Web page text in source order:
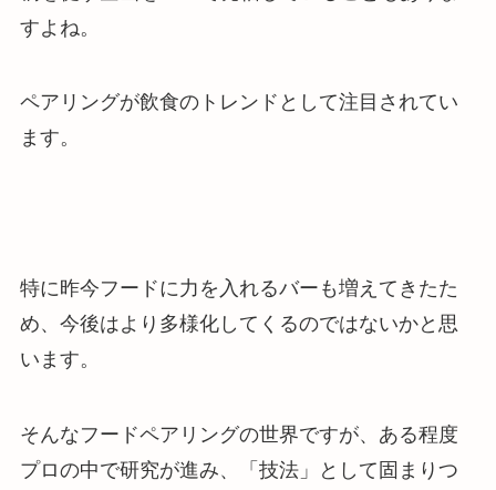
すよね。
ペアリングが飲食のトレンドとして注目されてい
ます。
特に昨今フードに力を入れるバーも増えてきたた
め、今後はより多様化してくるのではないかと思
います。
そんなフードペアリングの世界ですが、ある程度
プロの中で研究が進み、「技法」として固まりつ